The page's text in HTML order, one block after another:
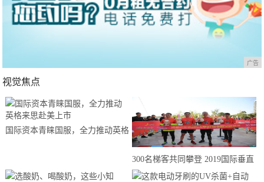
广告
视觉焦点
国际资本青睐国服，全力推动英格
300名梯客共同攀登 2019国际垂直
马拉松超级精英赛顺德海骏达中心